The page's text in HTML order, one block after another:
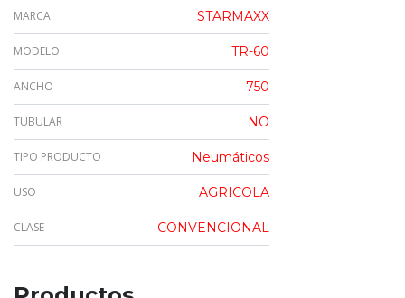
MARCA STARMAXX
MODELO TR-60
ANCHO 750
TUBULAR NO
TIPO PRODUCTO Neumáticos
USO AGRICOLA
CLASE CONVENCIONAL